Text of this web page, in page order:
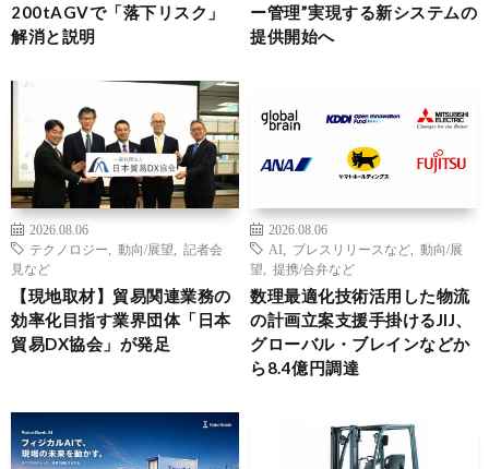
200tAGVで「落下リスク」
解消と説明
ー管理”実現する新システムの
提供開始へ
2026.08.06
テクノロジー
動向/展望
記者会
見など
【現地取材】貿易関連業務の
効率化目指す業界団体「日本
貿易DX協会」が発足
2026.08.06
AI
プレスリリースなど
動向/展
望
提携/合弁など
数理最適化技術活用した物流
の計画立案支援手掛けるJIJ、
グローバル・ブレインなどか
ら8.4億円調達